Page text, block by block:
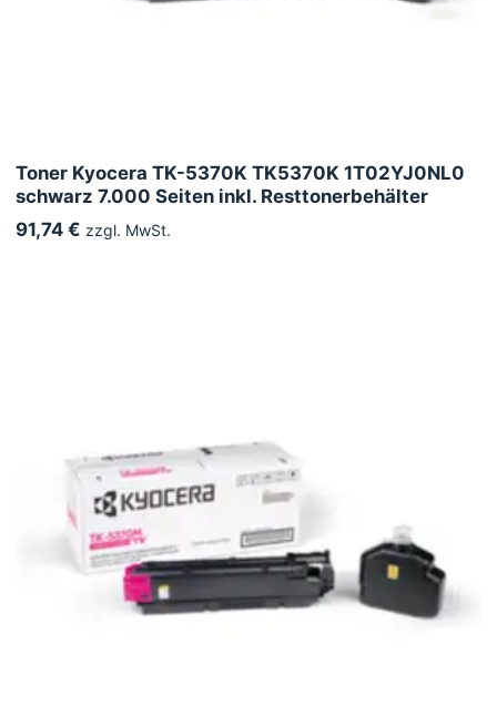
Toner Kyocera TK-5370K TK5370K 1T02YJ0NL0
schwarz 7.000 Seiten inkl. Resttonerbehälter
91,74 € zzgl. MwSt.